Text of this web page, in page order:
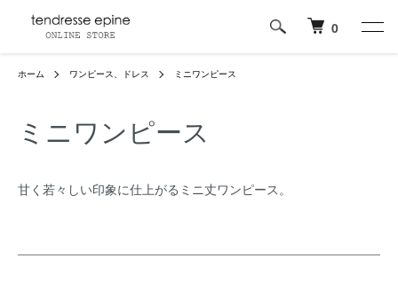
0
ホーム ワンピース、ドレス ミニワンピース
ミニワンピース
甘く若々しい印象に仕上がるミニ丈ワンピース。